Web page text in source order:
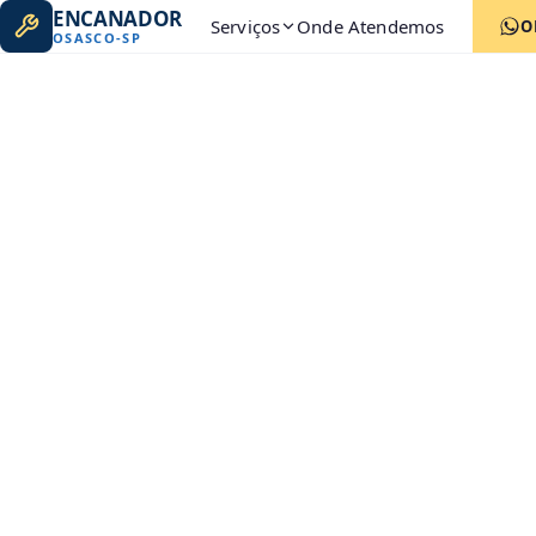
ENCANADOR
OSASCO-SP Serviços Onde Atendemos